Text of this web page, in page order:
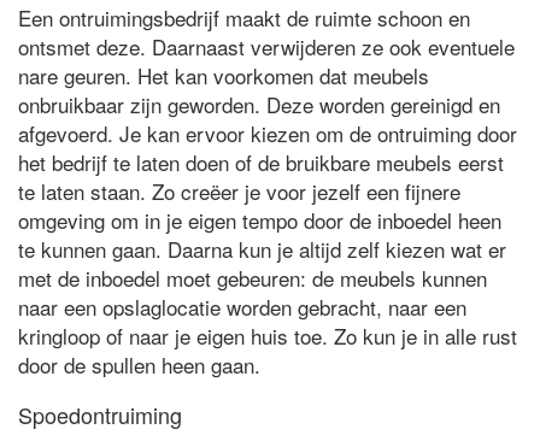
Een ontruimingsbedrijf maakt de ruimte schoon en
ontsmet deze. Daarnaast verwijderen ze ook eventuele
nare geuren. Het kan voorkomen dat meubels
onbruikbaar zijn geworden. Deze worden gereinigd en
afgevoerd. Je kan ervoor kiezen om de ontruiming door
het bedrijf te laten doen of de bruikbare meubels eerst
te laten staan. Zo creëer je voor jezelf een fijnere
omgeving om in je eigen tempo door de inboedel heen
te kunnen gaan. Daarna kun je altijd zelf kiezen wat er
met de inboedel moet gebeuren: de meubels kunnen
naar een opslaglocatie worden gebracht, naar een
kringloop of naar je eigen huis toe. Zo kun je in alle rust
door de spullen heen gaan.
Spoedontruiming